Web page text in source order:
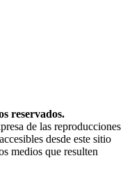
reservados.
de las reproducciones
desde este sitio
medios que resulten